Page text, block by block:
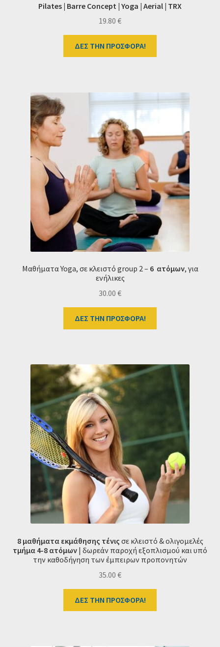
Pilates | Barre Concept | Yoga | Aerial | TRX
19.80 €
ΔΕΣ ΤΗΝ ΠΡΟΣΦΟΡΑ!
Μαθήματα Υοga, σε κλειστό group 2 – 6 ατόμων, για
ενήλικες
30.00 €
ΔΕΣ ΤΗΝ ΠΡΟΣΦΟΡΑ!
8 μαθήματα εκμάθησης τένις σε κλειστό & ολιγομελές
τμήμα 4-8 ατόμων | δωρεάν παροχή εξοπλισμού και υπό
την καθοδήγηση των έμπειρων προπονητών
35.00 €
ΔΕΣ ΤΗΝ ΠΡΟΣΦΟΡΑ!